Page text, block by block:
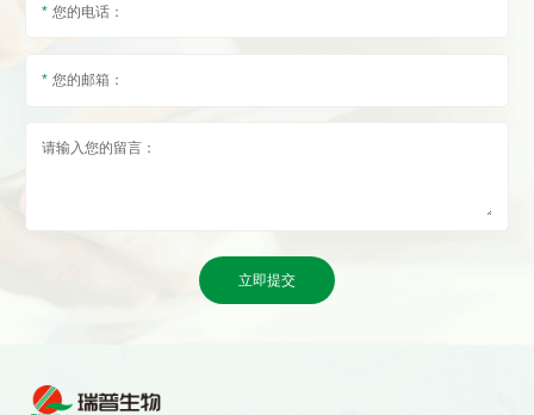
您的电话：
您的邮箱：
请输入您的留言：
立即提交